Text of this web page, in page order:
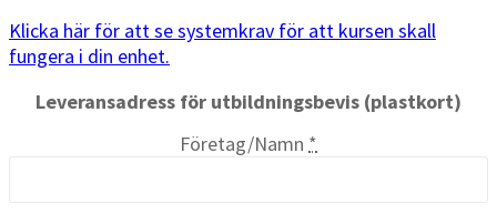
Klicka här för att se systemkrav för att kursen skall
fungera i din enhet.
Leveransadress för utbildningsbevis (plastkort)
Företag/Namn *